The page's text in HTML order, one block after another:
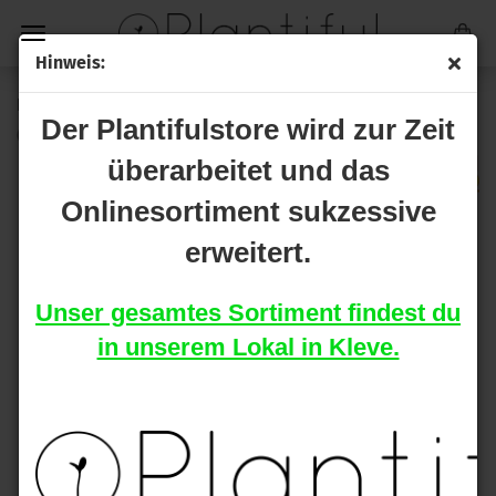
Hinweis:
Der Plantifulstore wird zur Zeit
überarbeitet und das
Onlinesortiment sukzessive
erweitert.
Unser gesamtes Sortiment findest du
in unserem Lokal in Kleve.
(Art.Nr.:1-243-3-1)